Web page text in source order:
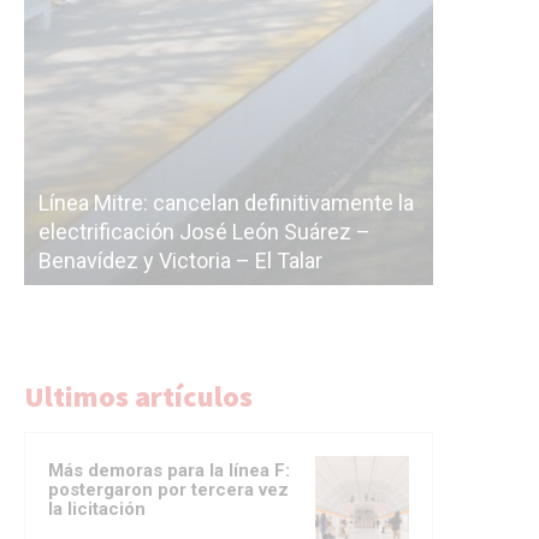
la
–
La Ciudad vuelve a postergar la
licitación de la línea F
Ultimos artículos
Más demoras para la línea F:
postergaron por tercera vez
la licitación